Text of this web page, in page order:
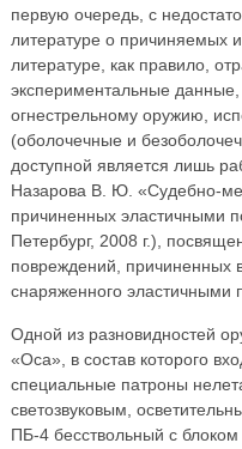
первую очередь, с
литературе о причиняемых
литературе, как правило,
экспериментальные
огнестрельному оружию,
(оболочечные и
доступной является лишь
Назарова В. Ю. «Судебно-
причиненных эластичными
Петербург, 2008 г.),
повреждений, причиненных
снаряженного
Одной из разновидностей
«Оса», в состав которого
специальные патроны
светозвуковым,
ПБ-4 бесствольный с